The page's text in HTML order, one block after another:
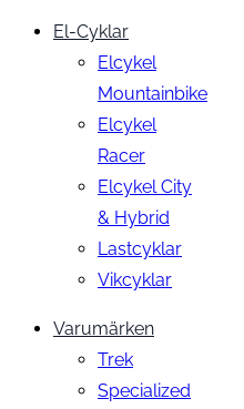
El-Cyklar
Elcykel
Mountainbike
Elcykel
Racer
Elcykel City
& Hybrid
Lastcyklar
Vikcyklar
Varumärken
Trek
Specialized